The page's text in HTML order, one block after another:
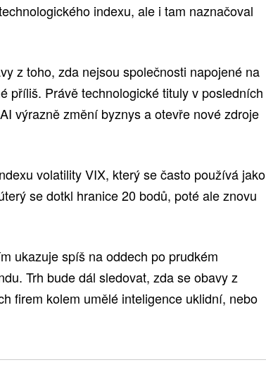
indexu, ale i tam naznačoval
z toho, zda nejsou společnosti napojené na
příliš. Právě technologické tituly v posledních
výrazně změní byznys a otevře nové zdroje
volatility VIX, který se často používá jako
se dotkl hranice 20 bodů, poté ale znovu
ukazuje spíš na oddech po prudkém
Trh bude dál sledovat, zda se obavy z
firem kolem umělé inteligence uklidní, nebo